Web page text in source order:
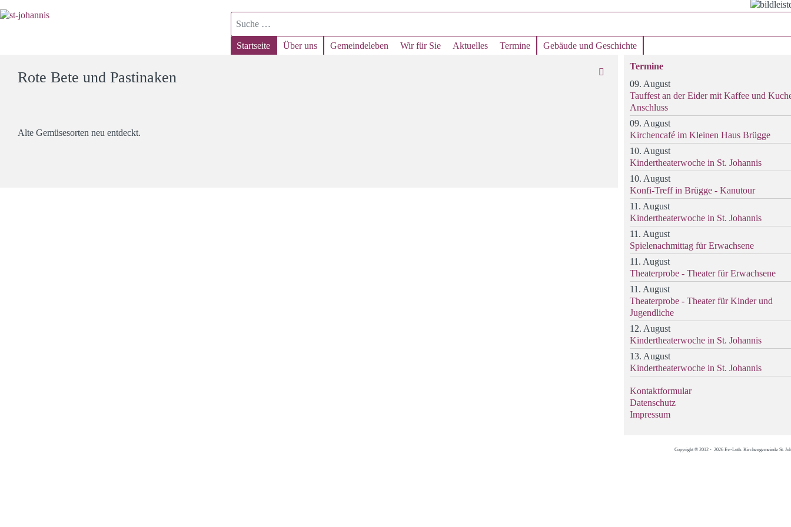
Suchen
Startseite Über uns Gemeindeleben Wir für Sie Aktuelles Termine Gebäude und Geschichte
Rote Bete und Pastinaken
Alte Gemüsesorten neu entdeckt.
Termine
09. August
Tauffest an der Eider mit Kaffee und
Anschluss
09. August
Kirchencafé im Kleinen Haus Brügge
10. August
Kindertheaterwoche in St. Johannis
10. August
Konfi-Treff in Brügge - Kanutour
11. August
Kindertheaterwoche in St. Johannis
11. August
Spielenachmittag für Erwachsene
11. August
Theaterprobe - Theater für Erwachsene
11. August
Theaterprobe - Theater für Kinder und
Jugendliche
12. August
Kindertheaterwoche in St. Johannis
13. August
Kindertheaterwoche in St. Johannis
Kontaktformular
Datenschutz
Impressum
Copyright © 2012 - 2026 Ev.-Luth. Kirchengemeinde St.